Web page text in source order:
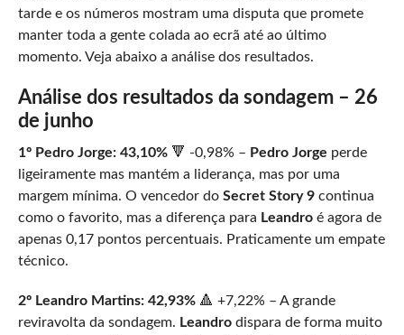
tarde e os números mostram uma disputa que promete
manter toda a gente colada ao ecrã até ao último
momento. Veja abaixo a análise dos resultados.
Análise dos resultados da sondagem – 26
de junho
1º Pedro Jorge: 43,10%🔻 -0,98% – Pedro Jorge perde
ligeiramente mas mantém a liderança, mas por uma
margem mínima. O vencedor do Secret Story 9continua
como o favorito, mas a diferença para Leandroé agora de
apenas 0,17 pontos percentuais. Praticamente um empate
técnico.
2º Leandro Martins: 42,93%🔺 +7,22% – A grande
reviravolta da sondagem. Leandrodispara de forma muito